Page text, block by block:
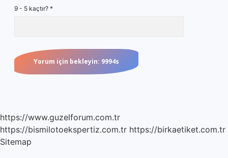
9 - 5 kaçtır? *
https://www.guzelforum.com.tr
https://bismilotoekspertiz.com.tr https://birkaetiket.com.tr
Sitemap